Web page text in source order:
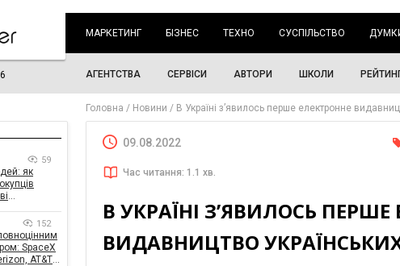
МАРКЕТИНГ БІЗНЕС ТЕХНО СУСПІЛЬСТВО
АГЕНТСТВА СЕРВІСИ АВТОРИ ШКОЛИ
Головна Новини В Україні з’явилось перше електронне
09.08.2022
Час читання: 1.1 хв.
В УКРАЇНІ З’ЯВИЛОСЬ
ВИДАВНИЦТВО
59
як
152
SpaceX
AT&T і